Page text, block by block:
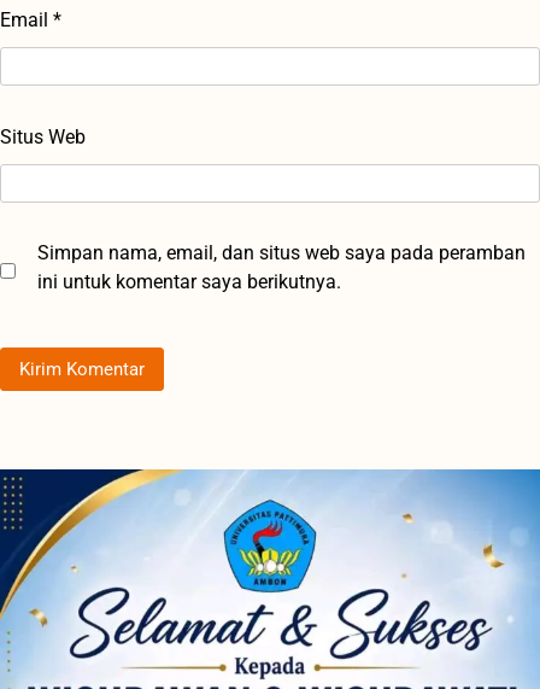
Email *
Situs Web
Simpan nama, email, dan situs web saya pada peramban
ini untuk komentar saya berikutnya.